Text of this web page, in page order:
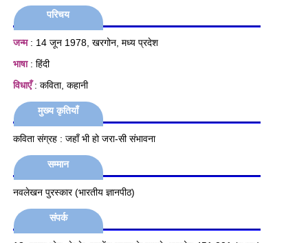
परिचय
जन्म: 14 जून 1978, खरगोन, मध्य प्रदेश
भाषा: हिंदी
विधाएँ: कविता, कहानी
मुख्य कृतियाँ
कविता संग्रह : जहाँ भी हो जरा-सी संभावना
सम्मान
नवलेखन पुरस्कार (भारतीय ज्ञानपीठ)
संपर्क